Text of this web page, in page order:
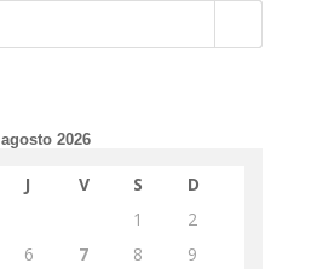
agosto 2026
J V S
D
1
2
6 7 8
9